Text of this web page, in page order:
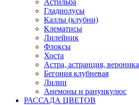
Астильба
Гладиолусы
Каллы (клубни)
Клематисы
Лилейник
Флоксы
Хоста
Астра, астранция, вероника
Бегония клубневая
Лилии
Анемоны и ранункулюс
РАССАДА ЦВЕТОВ